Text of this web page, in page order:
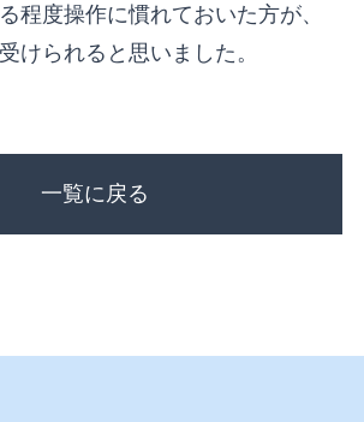
程度操作に慣れておいた方が、
けられると思いました。
一覧に戻る